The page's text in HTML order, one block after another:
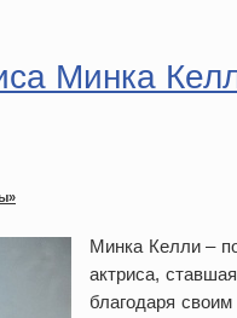
Минка
Минка Келли –
актриса,
благодаря